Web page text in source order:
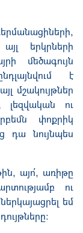
երկրների
մեծագույն
է
մշակույթներ
լեզվական ու
փոքրիկ
դա նույնպես
այո՛, առիթը
ու
եմ